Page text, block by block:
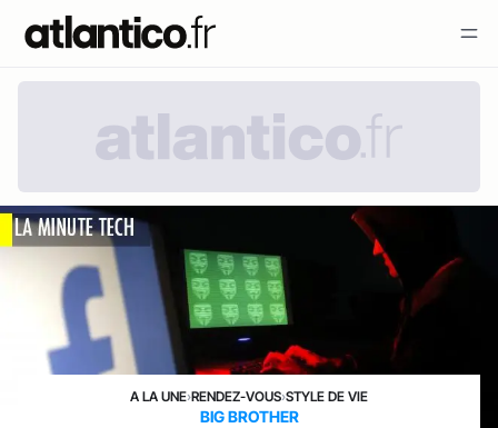
A LA UNE›RENDEZ-VOUS›STYLE DE VIE
BIG BROTHER